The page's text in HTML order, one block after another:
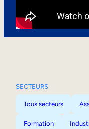
SECTEURS
Tous secteurs
Formation